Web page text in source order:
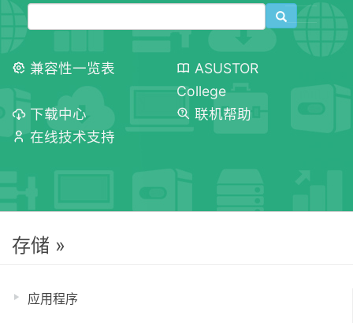
兼容性一览表
ASUSTOR
College
下载中心
联机帮助
在线技术支持
存储 »
应用程序